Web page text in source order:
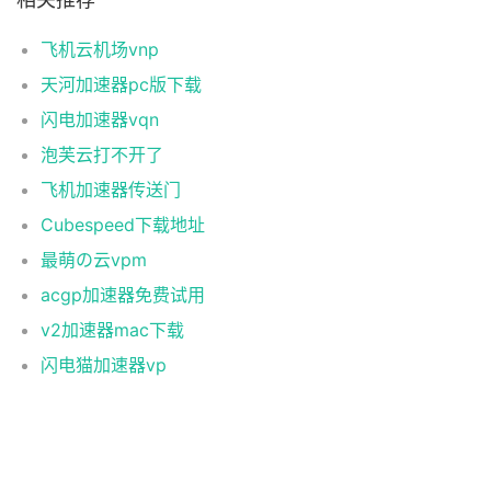
飞机云机场vnp
天河加速器pc版下载
闪电加速器vqn
泡芙云打不开了
飞机加速器传送门
Cubespeed下载地址
最萌の云vpm
acgp加速器免费试用
v2加速器mac下载
闪电猫加速器vp